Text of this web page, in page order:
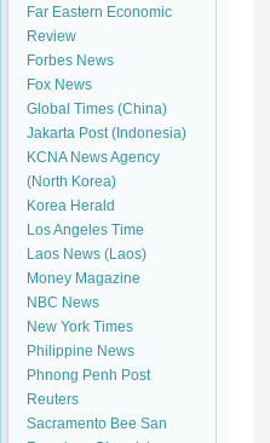
Far Eastern Economic
Review
Forbes News
Fox News
Global Times (China)
Jakarta Post (Indonesia)
KCNA News Agency
(North Korea)
Korea Herald
Los Angeles Time
Laos News (Laos)
Money Magazine
NBC News
New York Times
Philippine News
Phnong Penh Post
Reuters
Sacramento Bee San